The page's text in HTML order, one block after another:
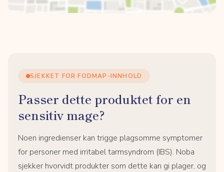
SJEKKET FOR FODMAP-INNHOLD
Passer dette produktet for en
sensitiv mage?
Noen ingredienser kan trigge plagsomme symptomer
for personer med irritabel tarmsyndrom (IBS). Noba
sjekker hvorvidt produkter som dette kan gi plager, og